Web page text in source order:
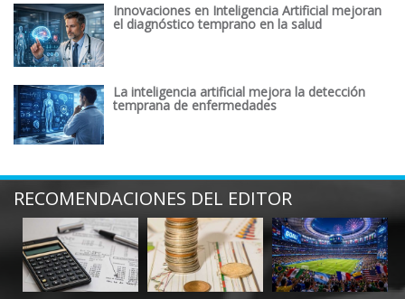
Innovaciones en Inteligencia Artificial mejoran
el diagnóstico temprano en la salud
La inteligencia artificial mejora la detección
temprana de enfermedades
RECOMENDACIONES DEL EDITOR